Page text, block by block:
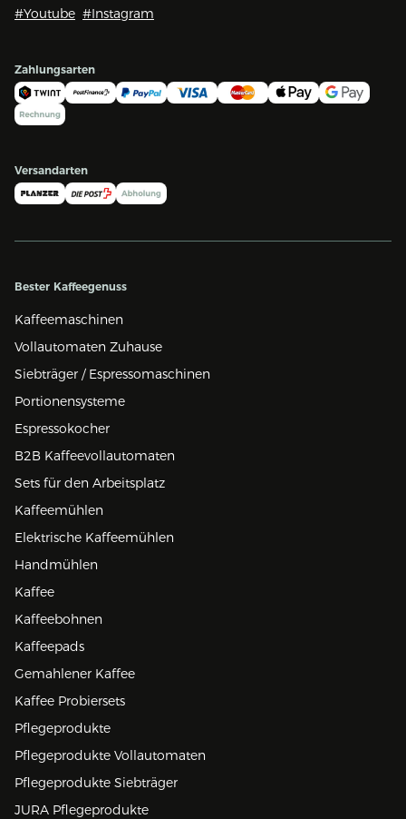
#Youtube #Instagram
Zahlungsarten
Versandarten
Bester Kaffeegenuss
Kaffeemaschinen
Vollautomaten Zuhause
Siebträger / Espressomaschinen
Portionensysteme
Espressokocher
B2B Kaffeevollautomaten
Sets für den Arbeitsplatz
Kaffeemühlen
Elektrische Kaffeemühlen
Handmühlen
Kaffee
Kaffeebohnen
Kaffeepads
Gemahlener Kaffee
Kaffee Probiersets
Pflegeprodukte
Pflegeprodukte Vollautomaten
Pflegeprodukte Siebträger
JURA Pflegeprodukte